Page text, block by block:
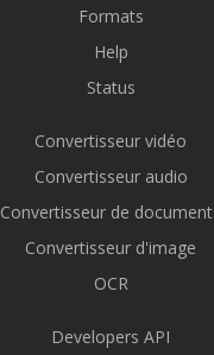
Formats
Help
Status
Convertisseur vidéo
Convertisseur audio
Convertisseur de
Convertisseur d'image
OCR
Developers API